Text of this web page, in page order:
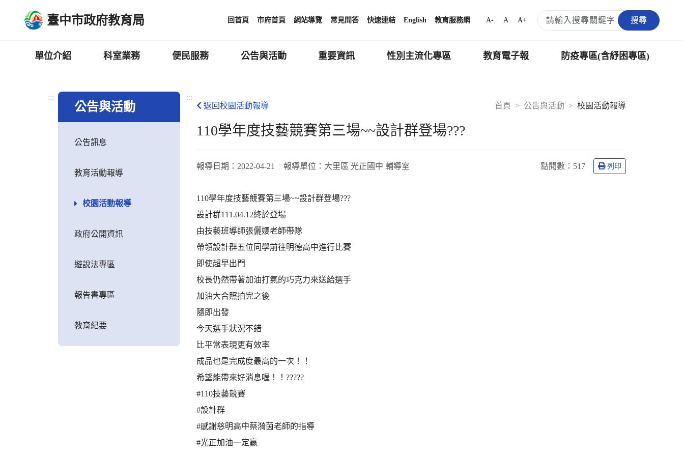
臺中市政府教育局 回首頁 市府首頁 網站導覽 常見問答 快速連結 English 教育服務網 A- A A+ 搜尋
單位介紹 科室業務 便民服務 公告與活動 重要資訊 性別主流化專區 教育電子報 防疫專區(含紓困專區)
:::
公告與活動
公告訊息
教育活動報導
校園活動報導
政府公開資訊
遊說法專區
報告書專區
教育紀要
:::
首頁
公告與活動 校園活動報導
返回校園活動報導
110學年度技藝競賽第三場~~設計群登場???
報導日期： 2022-04-21 報導單位： 大里區 光正國中 輔導室 點閱數： 517 列印
110學年度技藝競賽第三場~~設計群登場???
設計群111.04.12終於登場
由技藝班導師張儷孆老師帶隊
帶領設計群五位同學前往明德高中進行比賽
即使超早出門
校長仍然帶著加油打氣的巧克力來送給選手
加油大合照拍完之後
隨即出發
今天選手狀況不錯
比平常表現更有效率
成品也是完成度最高的一次！！
希望能帶來好消息喔！！?????
#110技藝競賽
#設計群
#感謝慈明高中蔡漪茵老師的指導
#光正加油一定贏